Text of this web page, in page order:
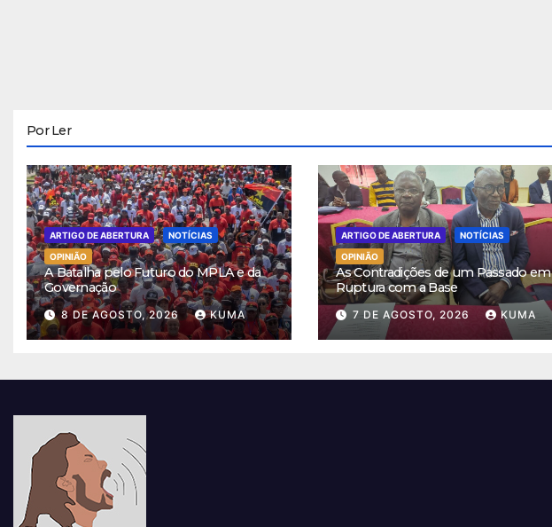
Por Ler
ARTIGO DE ABERTURA
NOTÍCIAS
OPINIÃO
A Batalha pelo Futuro do MPLA e da
Governação
8 DE AGOSTO, 2026 KUMA
ARTIGO DE ABERTURA
NOTÍCIAS
OPINIÃO
As Contradições de um Passado em
Ruptura com a Base
7 DE AGOSTO, 2026 KUMA